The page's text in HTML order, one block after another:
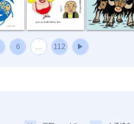
6 … 112 ▶